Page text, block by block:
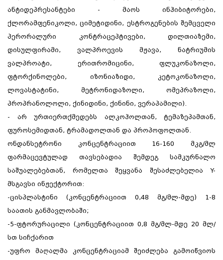
ანტიდეპრესანტები - მაოს ინჰიბიტორები,
ქლორამფენიკოლი, ციმეტიდინი, ესტროგენების შემცველი
პერორალური კონტრაცეპტივები, დილთიაზემი,
დისულფირამი, ვალპროევის მჟავა, ნატრიუმის
ვალპროატი, ერითრომიცინი, ფლუკონაზოლი,
ფტორქინოლები, იზონიაზიდი, კეტოკონაზოლი,
ლოვასტატინი, მეტრონიდაზოლი, ომეპრაზოლი,
პროპრანოლოლი, ქინიდინი, ქინინი, ვერაპამილი).
- არ ურთიერთქმედებს ალკოჰოლთან, ტემაზეპამთან,
ფუროსემიდთან, ტრამადოლთან და პროპოფოლთან.
ონდანსეტრონი კონცენტრაციით 16-160 მკგ/მლ
ფარმაცევტულად თავსებადია შემდეგ სამკურნალო
საშუალებებთან, რომელთა შეყვანა შესაძლებელია Y-
მსგავსი ინჟექტორით:
-ცისპლასტინი (კონცენტრაციით 0,48 მგ/მლ-მდე) 1-8
საათის განმავლობაში;
-5-ფტორურაცილი (კონცენტრაციით 0,8 მგ/მლ-მდე 20 მლ/
სთ სიჩქარით
-უფრო მაღალმა კონცენტრაციამ შეიძლება გამოიწვიოს